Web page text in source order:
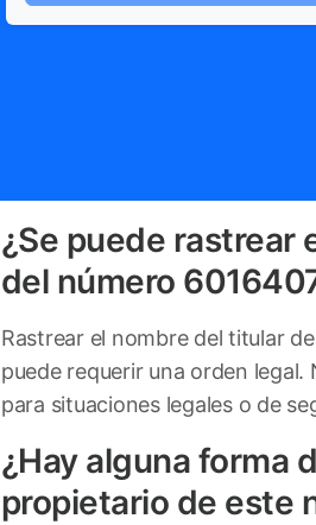
¿Se puede rastrear
del número
Rastrear el nombre del titular
puede requerir una orden
para situaciones legales o de
¿Hay alguna forma
propietario de este